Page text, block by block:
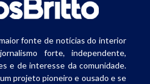
fonte de notícias do interior
forte, independente,
e de interesse da comunidade.
projeto pioneiro e ousado e se